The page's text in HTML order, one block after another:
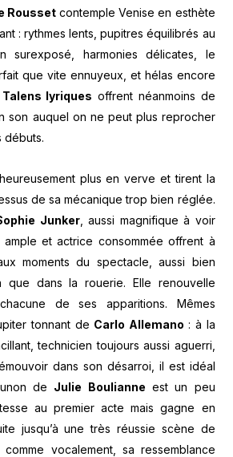
Rousset contemple Venise en esthète
: rythmes lents, pupitres équilibrés au
surexposé, harmonies délicates, le
que vite ennuyeux, et hélas encore
lyriques offrent néanmoins de
son auquel on ne peut plus reprocher
débuts.
plus en verve et tirent la
de sa mécanique trop bien réglée.
Junker, aussi magnifique à voir
ample et actrice consommée offrent à
moments du spectacle, aussi bien
que dans la rouerie. Elle renouvelle
de ses apparitions. Mêmes
tonnant de Carlo Allemano : à la
technicien toujours aussi aguerri,
dans son désarroi, il est idéal
de Julie Boulianne est un peu
au premier acte mais gagne en
jusqu’à une très réussie scène de
comme vocalement, sa ressemblance